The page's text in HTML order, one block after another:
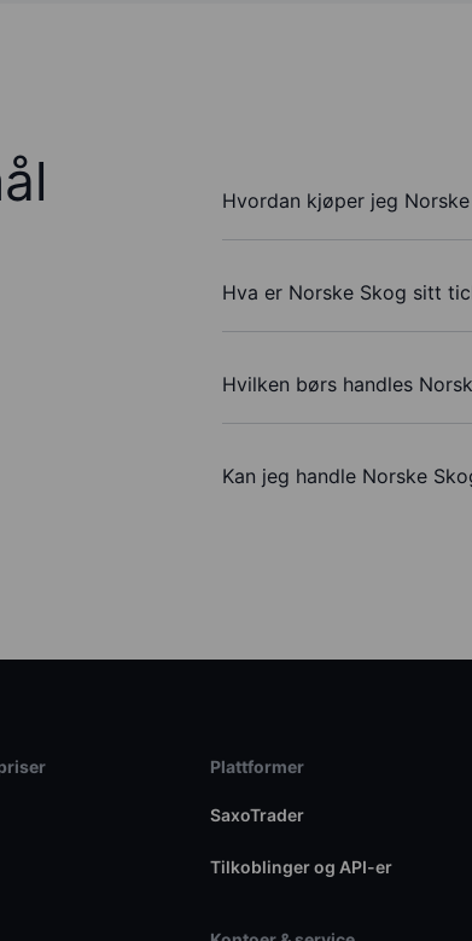
Hvordan kjøper jeg
Hva er Norske Skog sitt
Hvilken børs handles
Kan jeg handle Norske
Plattformer
SaxoTrader
Tilkoblinger og API-er